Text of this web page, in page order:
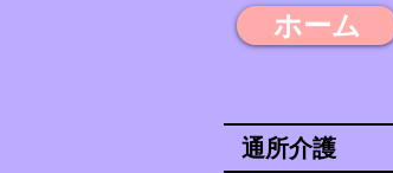
ホーム
通所介護